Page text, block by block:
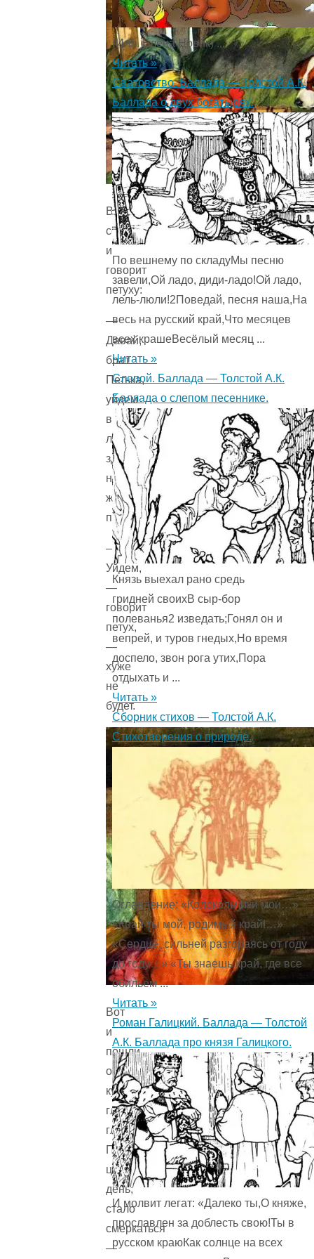
Вот
собака
и
говорит
петуху:
—
Давай,
брат
Петька,
уйдем
в
лес:
здесь
нам
житье
плохое.
—
Уйдем,
—
говорит
петух,
—
хуже
не
будет.
Вот
и
пошли
они
куда
глаза
глядят.
Пробродили
целый
день;
стало
смеркаться
—
(Илл. Елена Новик) ...
Читать »
Сватовство. Баллада — Толстой А.К.
Баллада о двух богатырях.
По вешнему по складуМы песню
завели,Ой ладо, диди-ладо!Ой ладо,
лель-люли!2Поведай, песня наша,На
весь на русский край,Что месяцев
всех крашеВесёлый месяц ...
Читать »
Слепой. Баллада — Толстой А.К.
Баллада о слепом песеннике.
Князь выехал рано средь
гридней своихВ сыр-бор
полеванья2 изведать;Гонял он и
вепрей, и туров гнедых,Но время
доспело, звон рога утих,Пора
отдыхать и ...
Читать »
Сборник стихов — Толстой А.К.
Стихотворения о природе.
Оглавление: «Колокольчики мои…»
«Край ты мой, родимый край!…»
«Сердце, сильней разгораясь от году
до году…» «Ты знаешь край, где все
обильем ...
Читать »
Роман Галицкий. Баллада — Толстой
А.К. Баллада про князя Галицкого.
И молвит легат: «Далеко ты,О княже,
прославлен за доблесть свою!Ты в
русском краюКак солнце на всех